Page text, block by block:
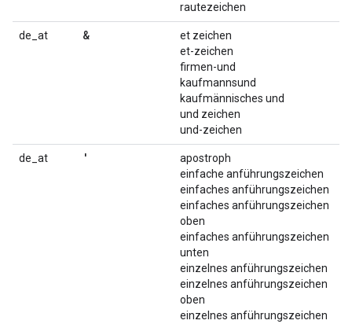
rautezeichen
de_at &
et zeichen
et-zeichen
firmen-und
kaufmannsund
kaufmännisches und
und zeichen
und-zeichen
de_at '
apostroph
einfache anführungszeichen
einfaches anführungszeichen
einfaches anführungszeichen
oben
einfaches anführungszeichen
unten
einzelnes anführungszeichen
einzelnes anführungszeichen
oben
einzelnes anführungszeichen